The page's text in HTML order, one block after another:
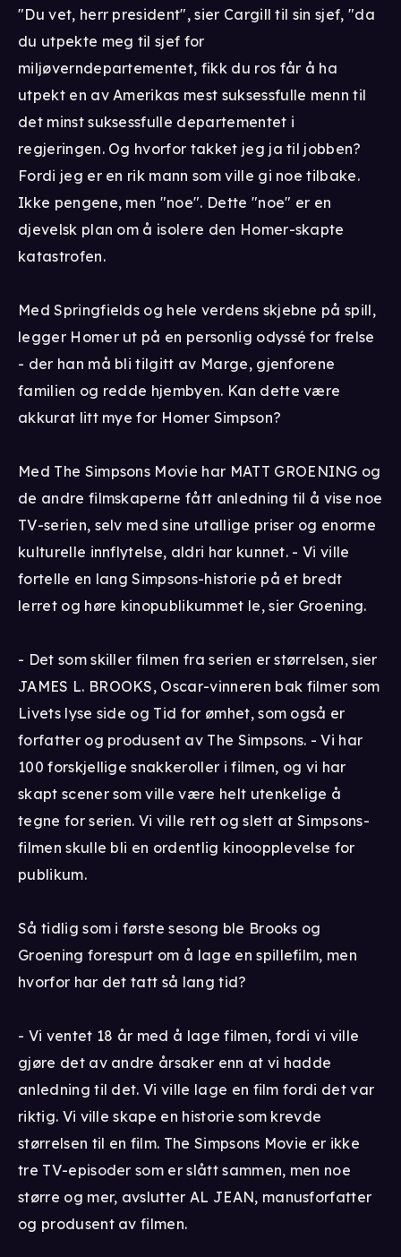
"Du vet, herr president", sier Cargill til sin sjef, "da
du utpekte meg til sjef for
miljøverndepartementet, fikk du ros får å ha
utpekt en av Amerikas mest suksessfulle menn til
det minst suksessfulle departementet i
regjeringen. Og hvorfor takket jeg ja til jobben?
Fordi jeg er en rik mann som ville gi noe tilbake.
Ikke pengene, men "noe". Dette "noe" er en
djevelsk plan om å isolere den Homer-skapte
katastrofen.
Med Springfields og hele verdens skjebne på spill,
legger Homer ut på en personlig odyssé for frelse
- der han må bli tilgitt av Marge, gjenforene
familien og redde hjembyen. Kan dette være
akkurat litt mye for Homer Simpson?
Med The Simpsons Movie har MATT GROENING og
de andre filmskaperne fått anledning til å vise noe
TV-serien, selv med sine utallige priser og enorme
kulturelle innflytelse, aldri har kunnet. - Vi ville
fortelle en lang Simpsons-historie på et bredt
lerret og høre kinopublikummet le, sier Groening.
- Det som skiller filmen fra serien er størrelsen, sier
JAMES L. BROOKS, Oscar-vinneren bak filmer som
Livets lyse side og Tid for ømhet, som også er
forfatter og produsent av The Simpsons. - Vi har
100 forskjellige snakkeroller i filmen, og vi har
skapt scener som ville være helt utenkelige å
tegne for serien. Vi ville rett og slett at Simpsons-
filmen skulle bli en ordentlig kinoopplevelse for
publikum.
Så tidlig som i første sesong ble Brooks og
Groening forespurt om å lage en spillefilm, men
hvorfor har det tatt så lang tid?
- Vi ventet 18 år med å lage filmen, fordi vi ville
gjøre det av andre årsaker enn at vi hadde
anledning til det. Vi ville lage en film fordi det var
riktig. Vi ville skape en historie som krevde
størrelsen til en film. The Simpsons Movie er ikke
tre TV-episoder som er slått sammen, men noe
større og mer, avslutter AL JEAN, manusforfatter
og produsent av filmen.